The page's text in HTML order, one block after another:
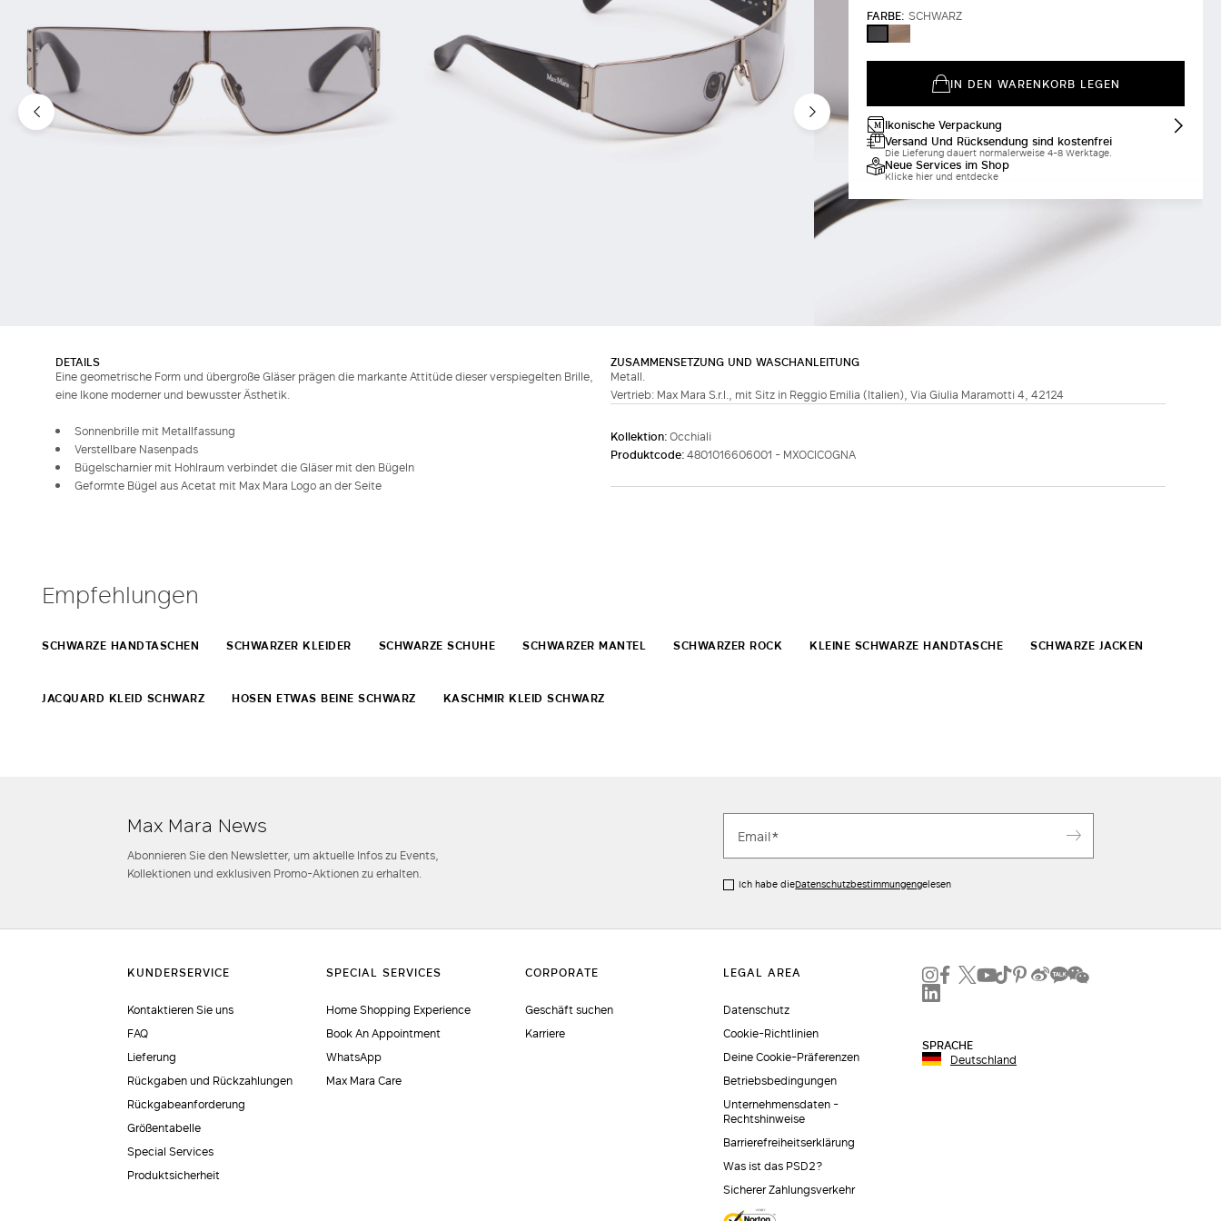
FARBE: SCHWARZ
SCHWARZ
BRAUN
IN DEN WARENKORB LEGEN
Ikonische Verpackung
Versand Und Rücksendung sind kostenfrei
Die Lieferung dauert normalerweise 4-8 Werktage.
Neue Services im Shop
Klicke hier und entdecke
DETAILS
Eine geometrische Form und übergroße Gläser prägen die markante Attitüde dieser verspiegelten Brille,
eine Ikone moderner und bewusster Ästhetik.
Sonnenbrille mit Metallfassung
Verstellbare Nasenpads
Bügelscharnier mit Hohlraum verbindet die Gläser mit den Bügeln
Geformte Bügel aus Acetat mit Max Mara Logo an der Seite
ZUSAMMENSETZUNG UND WASCHANLEITUNG
Metall.
Vertrieb: Max Mara S.r.l., mit Sitz in Reggio Emilia (Italien), Via Giulia Maramotti 4, 42124
Kollektion:Occhiali
Produktcode:4801016606001 - MXOCICOGNA
Empfehlungen
SCHWARZE HANDTASCHEN SCHWARZER KLEIDER SCHWARZE SCHUHE SCHWARZER MANTEL SCHWARZER ROCK KLEINE SCHWARZE HANDTASCHE SCHWARZE JACKEN
JACQUARD KLEID SCHWARZ HOSEN ETWAS BEINE SCHWARZ KASCHMIR KLEID SCHWARZ
Max Mara News
Abonnieren Sie den Newsletter, um aktuelle Infos zu Events,
Kollektionen und exklusiven Promo-Aktionen zu erhalten.
Ich habe dieDatenschutzbestimmungengelesen
Kontaktieren Sie uns
FAQ
Lieferung
Rückgaben und Rückzahlungen
Rückgabeanforderung
Größentabelle
Special Services
Produktsicherheit
Home Shopping Experience
Book An Appointment
WhatsApp
Max Mara Care
Geschäft suchen
Karriere
Datenschutz
Cookie-Richtlinien
Deine Cookie-Präferenzen
Betriebsbedingungen
Unternehmensdaten -
Rechtshinweise
Barrierefreiheitserklärung
Was ist das PSD2?
Sicherer Zahlungsverkehr
SPRACHE
Deutschland